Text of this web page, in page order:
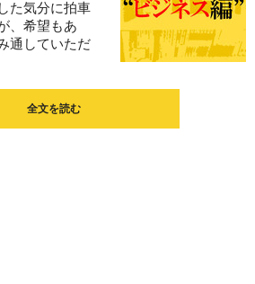
た気分に拍車
、希望もあ
通していただ
全文を読む